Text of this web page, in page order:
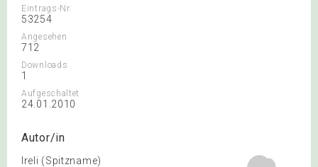
Eintrags-Nr.
53254
Angesehen
712
Downloads
1
Aufgeschaltet
24.01.2010
Autor/in
Ireli (Spitzname)